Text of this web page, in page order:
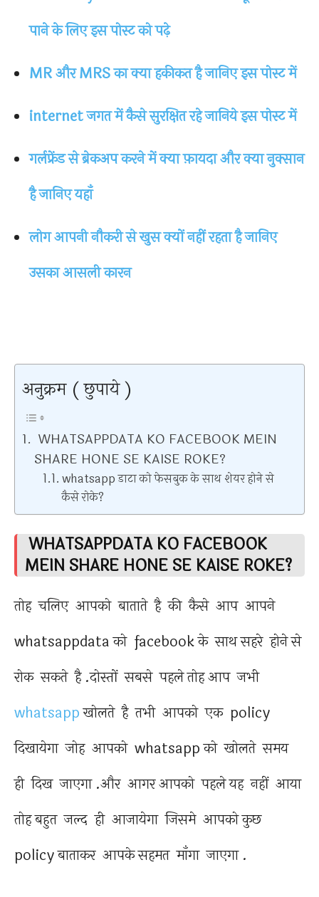
पाने के लिए इस पोस्ट को पढ़े
MR और MRS का क्या हकीकत है जानिए इस पोस्ट में
internet जगत में कैसे सुरक्षित रहे जानिये इस पोस्ट में
गर्लफ्रेंड से ब्रेकअप करने में क्या फ़ायदा और क्या नुक्सान
है जानिए यहाँ
लोग आपनी नौकरी से खुस क्यों नहीं रहता है जानिए
उसका आसली कारन
अनुक्रम ( छुपाये )
WHATSAPPDATA KO FACEBOOK MEIN
SHARE HONE SE KAISE ROKE?
whatsapp डाटा को फेसबुक के साथ शेयर होने से
कैसे रोके?
WHATSAPPDATA KO FACEBOOK
MEIN SHARE HONE SE KAISE ROKE?
तोह चलिए आपको बाताते है की कैसे आप आपने
whatsappdata को facebook के साथ सहरे होने से
रोक सकते है .दोस्तों सबसे पहले तोह आप जभी
whatsappखोलते है तभी आपको एक policy
दिखायेगा जोह आपको whatsapp को खोलते समय
ही दिख जाएगा .और आगर आपको पहले यह नहीं आया
तोह बहुत जल्द ही आजायेगा जिसमे आपको कुछ
policy बाताकर आपके सहमत माँगा जाएगा .